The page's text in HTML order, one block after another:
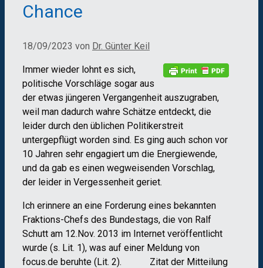
Chance
18/09/2023 von Dr. Günter Keil
Immer wieder lohnt es sich,
politische Vorschläge sogar aus
der etwas jüngeren Vergangenheit auszugraben,
weil man dadurch wahre Schätze entdeckt, die
leider durch den üblichen Politikerstreit
untergepflügt worden sind. Es ging auch schon vor
10 Jahren sehr engagiert um die Energiewende,
und da gab es einen wegweisenden Vorschlag,
der leider in Vergessenheit geriet.
Ich erinnere an eine Forderung eines bekannten
Fraktions-Chefs des Bundestags, die von Ralf
Schutt am 12.Nov. 2013 im Internet veröffentlicht
wurde (s. Lit. 1), was auf einer Meldung von
focus.de beruhte (Lit. 2). Zitat der Mitteilung